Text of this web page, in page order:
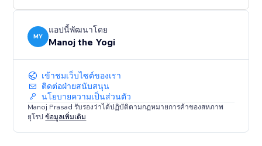
MY
แอปนี้พัฒนาโดย
Manoj the Yogi
เข้าชมเว็บไซต์ของเรา
ติดต่อฝ่ายสนับสนุน
นโยบายความเป็นส่วนตัว
Manoj Prasad รับรองว่าได้ปฏิบัติตามกฏหมายการค้าของสหภาพ
ยุโรปข้อมูลเพิ่มเติม